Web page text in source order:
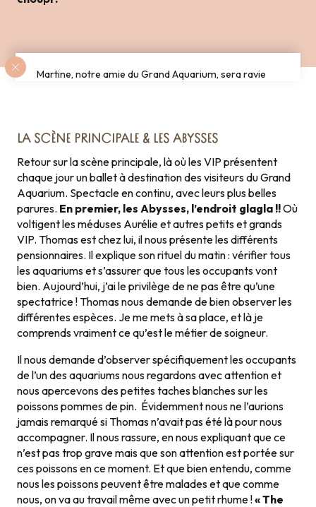
Martine, notre amie du Grand Aquarium, sera ravie
LA SCÈNE PRINCIPALE & LES ABYSSES
Retour sur la scène principale, là où les VIP présentent
chaque jour un ballet à destination des visiteurs du Grand
Aquarium. Spectacle en continu, avec leurs plus belles
parures. En premier, les Abysses, l’endroit glagla !!Où
voltigent les méduses Aurélie et autres petits et grands
VIP. Thomas est chez lui, il nous présente les différents
pensionnaires. Il explique son rituel du matin : vérifier tous
les aquariums et s’assurer que tous les occupants vont
bien. Aujourd’hui, j’ai le privilège de ne pas être qu’une
spectatrice ! Thomas nous demande de bien observer les
différentes espèces. Je me mets à sa place, et là je
comprends vraiment ce qu’est le métier de soigneur.
Il nous demande d’observer spécifiquement les occupants
de l’un des aquariums nous regardons avec attention et
nous apercevons des petites taches blanches sur les
poissons pommes de pin. Évidemment nous ne l’aurions
jamais remarqué si Thomas n’avait pas été là pour nous
accompagner. Il nous rassure, en nous expliquant que ce
n’est pas trop grave mais que son attention est portée sur
ces poissons en ce moment. Et que bien entendu, comme
nous les poissons peuvent être malades et que comme
nous, on va au travail même avec un petit rhume !« The